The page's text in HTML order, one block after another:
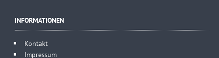
INFORMATIONEN
Kontakt
Impressum